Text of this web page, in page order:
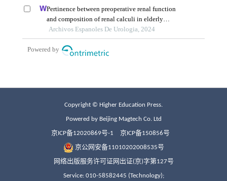
Copyright © Higher Education Press.
Powered by Beijing Magtech Co. Ltd
京ICP备12020869号-1 京ICP备150856号
京公网安备11010202008535号
网络出版服务许可证网出证(京)字第127号
Service: 010-58582445 (Technology);